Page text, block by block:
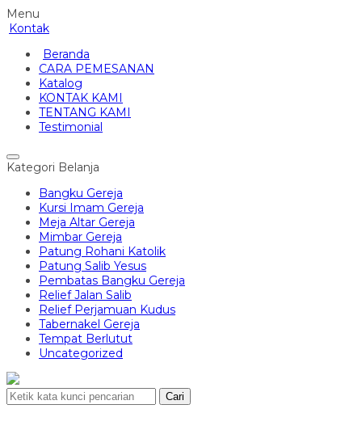
Menu
Kontak
Beranda
CARA PEMESANAN
Katalog
KONTAK KAMI
TENTANG KAMI
Testimonial
Kategori Belanja
Bangku Gereja
Kursi Imam Gereja
Meja Altar Gereja
Mimbar Gereja
Patung Rohani Katolik
Patung Salib Yesus
Pembatas Bangku Gereja
Relief Jalan Salib
Relief Perjamuan Kudus
Tabernakel Gereja
Tempat Berlutut
Uncategorized
Cari